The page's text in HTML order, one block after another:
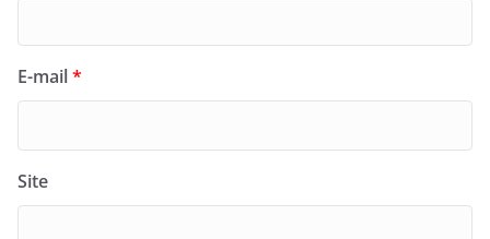
E-mail*
Site